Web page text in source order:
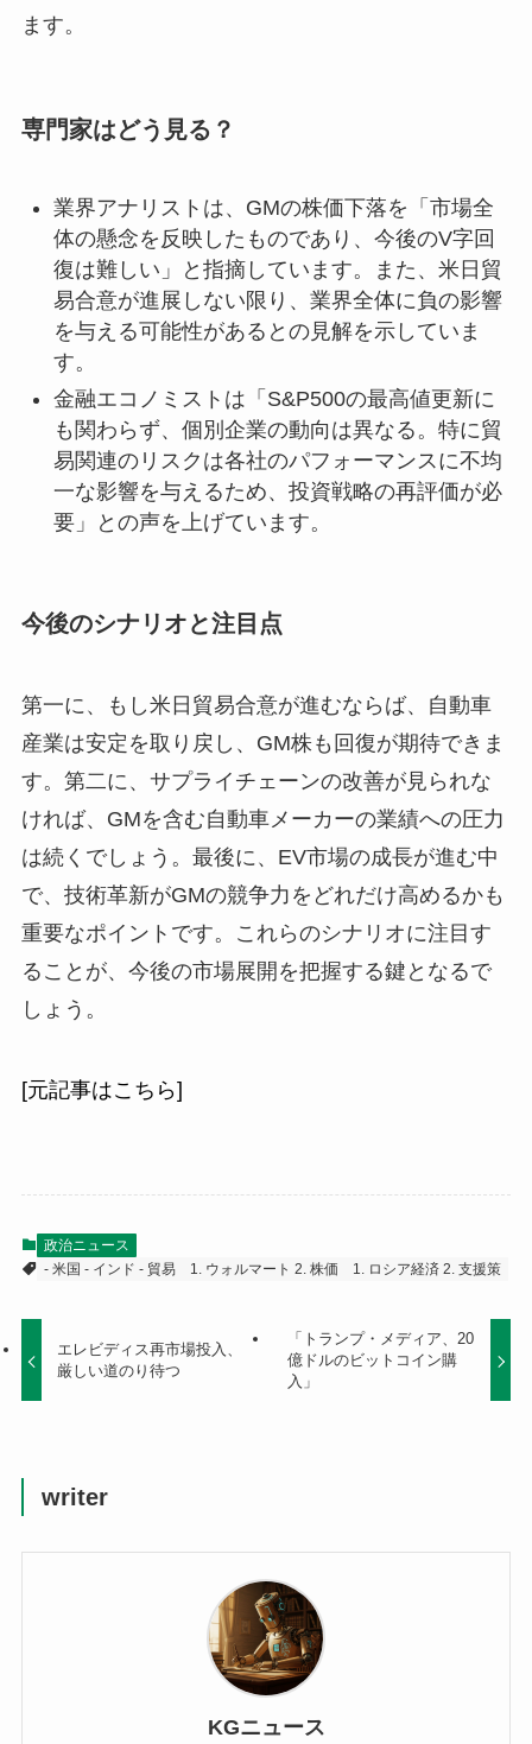
ます。
専門家はどう見る？
業界アナリストは、GMの株価下落を「市場全
体の懸念を反映したものであり、今後のV字回
復は難しい」と指摘しています。また、米日貿
易合意が進展しない限り、業界全体に負の影響
を与える可能性があるとの見解を示していま
す。
金融エコノミストは「S&P500の最高値更新に
も関わらず、個別企業の動向は異なる。特に貿
易関連のリスクは各社のパフォーマンスに不均
一な影響を与えるため、投資戦略の再評価が必
要」との声を上げています。
今後のシナリオと注目点
第一に、もし米日貿易合意が進むならば、自動車
産業は安定を取り戻し、GM株も回復が期待できま
す。第二に、サプライチェーンの改善が見られな
ければ、GMを含む自動車メーカーの業績への圧力
は続くでしょう。最後に、EV市場の成長が進む中
で、技術革新がGMの競争力をどれだけ高めるかも
重要なポイントです。これらのシナリオに注目す
ることが、今後の市場展開を把握する鍵となるで
しょう。
[元記事はこちら]
政治ニュース
- 米国 - インド - 貿易
1. ウォルマート 2. 株価 1. ロシア経済 2. 支援策
エレビディス再市場投入、
厳しい道のり待つ
「トランプ・メディア、20
億ドルのビットコイン購
入」
writer
KGニュース